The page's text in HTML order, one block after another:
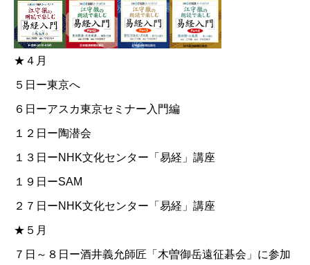
★４月
５日ー東京へ
６日ーアスカ東京セミナー入門編
１２日ー陶潜会
１３日ーNHK文化センター「易経」講座
１９日ーSAM
２７日ーNHK文化センター「易経」講座
★５月
７日～８日ー酒井義允師匠「木曽御岳遠征碁会」に参加